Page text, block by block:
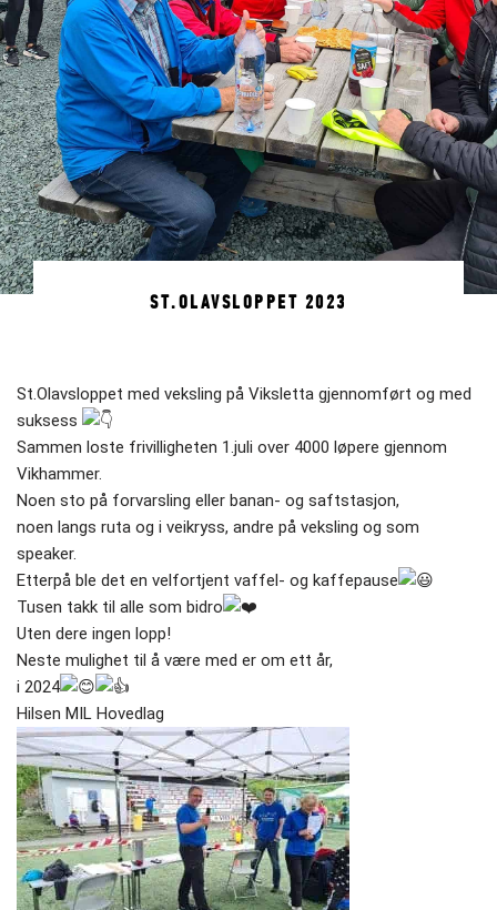
ST.OLAVSLOPPET 2023
St.Olavsloppet med veksling på Viksletta gjennomført og med
suksess
Sammen loste frivilligheten 1.juli over 4000 løpere gjennom
Vikhammer.
Noen sto på forvarsling eller banan- og saftstasjon,
noen langs ruta og i veikryss, andre på veksling og som
speaker.
Etterpå ble det en velfortjent vaffel- og kaffepause
Tusen takk til alle som bidro
Uten dere ingen lopp!
Neste mulighet til å være med er om ett år,
i 2024
Hilsen MIL Hovedlag